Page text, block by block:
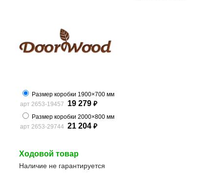
Размер коробки 1900×700 мм
арт 2653-19457
19 279 ₽
Размер коробки 2000×800 мм
арт 2653-29744 21 204 ₽
Ходовой товар
Наличие не гарантируется